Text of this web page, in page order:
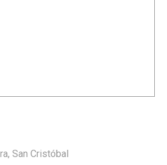
, San Cristóbal